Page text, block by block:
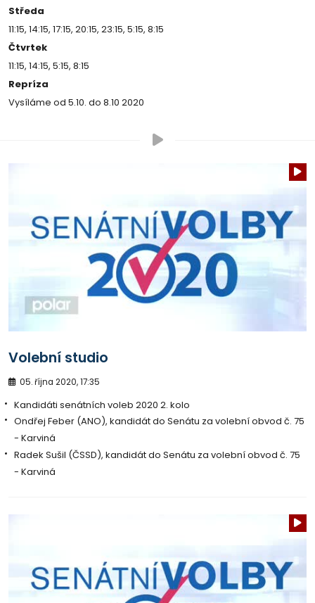
Středa
11:15, 14:15, 17:15, 20:15, 23:15, 5:15, 8:15
Čtvrtek
11:15, 14:15, 5:15, 8:15
Repríza
Vysíláme od 5.10. do 8.10 2020
Volební studio
05. října 2020, 17:35
Kandidáti senátních voleb 2020 2. kolo
Ondřej Feber (ANO), kandidát do Senátu za volební obvod č. 75
- Karviná
Radek Sušil (ČSSD), kandidát do Senátu za volební obvod č. 75
- Karviná